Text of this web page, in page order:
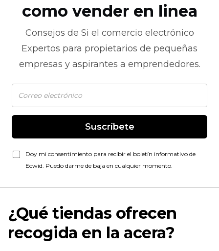
como vender en linea
Consejos de Si el comercio electrónico
Expertos para propietarios de pequeñas
empresas y aspirantes a emprendedores.
Suscríbete
Doy mi consentimiento para recibir el boletín informativo de
Ecwid. Puedo darme de baja en cualquier momento.
¿Qué tiendas ofrecen
recogida en la acera?